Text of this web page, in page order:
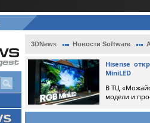
3DNews Новости Software
Hisense
MiniLED
В ТЦ
модели и